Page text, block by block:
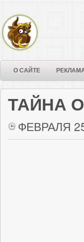
О САЙТЕ
ТАЙНА
ФЕВРАЛЯ